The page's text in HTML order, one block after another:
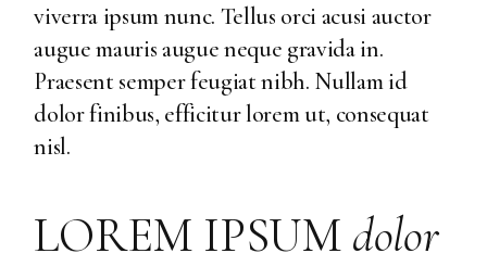
viverra ipsum nunc. Tellus orci acusi auctor
augue mauris augue neque gravida in.
Praesent semper feugiat nibh. Nullam id
dolor finibus, efficitur lorem ut, consequat
nisl.
LOREM IPSUM dolor